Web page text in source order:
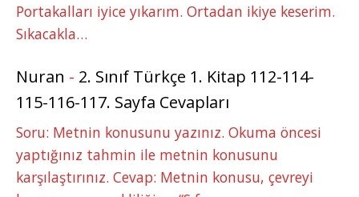
Portakalları iyice yıkarım. Ortadan ikiye keserim.
Sıkacakla…
Nuran - 2. Sınıf Türkçe 1. Kitap 112-114-
115-116-117. Sayfa Cevapları
Soru: Metnin konusunu yazınız. Okuma öncesi
yaptığınız tahmin ile metnin konusunu
karşılaştırınız. Cevap: Metnin konusu, çevreyi